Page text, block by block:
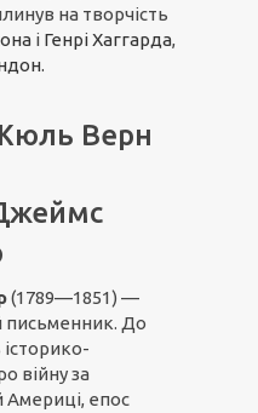
на творчість
і Генрі Хаггарда,
Верн
(1789—1851) —
письменник. До
війну за
Америці, епос